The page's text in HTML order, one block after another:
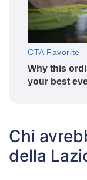
Chi
della